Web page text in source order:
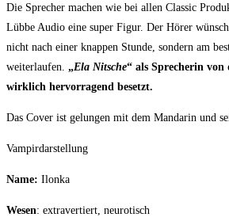
Die Sprecher machen wie bei allen Classic
Lübbe Audio eine super Figur. Der Hörer
nicht nach einer knappen Stunde, sondern am
weiterlaufen. „Ela Nitsche“ als Sprecherin
wirklich hervorragend besetzt.
Das Cover ist gelungen mit dem Mandarin und
Vampirdarstellung
Name: Ilonka
Wesen: extravertiert, neurotisch